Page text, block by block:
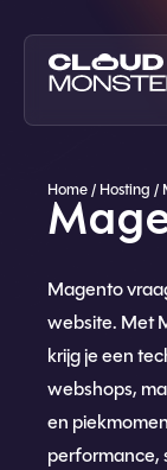
Home/ Hosting /
Magento
website. Met
krijg je een
webshops,
en
performance,